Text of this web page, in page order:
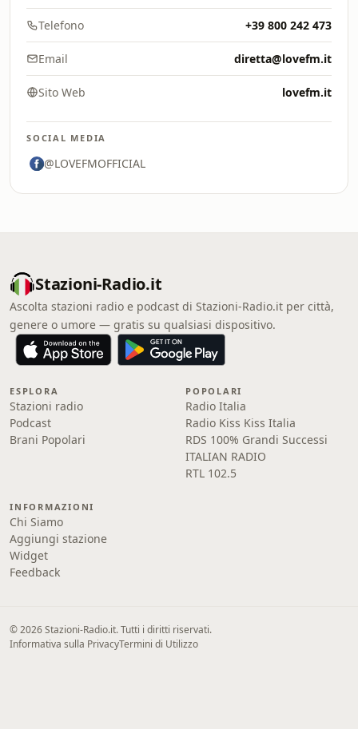
Telefono +39 800 242 473
Email diretta@lovefm.it
Sito Web lovefm.it
SOCIAL MEDIA
@LOVEFMOFFICIAL
Stazioni-Radio.it
Ascolta stazioni radio e podcast di Stazioni-Radio.it per città,
genere o umore — gratis su qualsiasi dispositivo.
ESPLORA
Stazioni radio
Podcast
Brani Popolari
POPOLARI
Radio Italia
Radio Kiss Kiss Italia
RDS 100% Grandi Successi
ITALIAN RADIO
RTL 102.5
INFORMAZIONI
Chi Siamo
Aggiungi stazione
Widget
Feedback
© 2026 Stazioni-Radio.it. Tutti i diritti riservati.
Informativa sulla PrivacyTermini di Utilizzo